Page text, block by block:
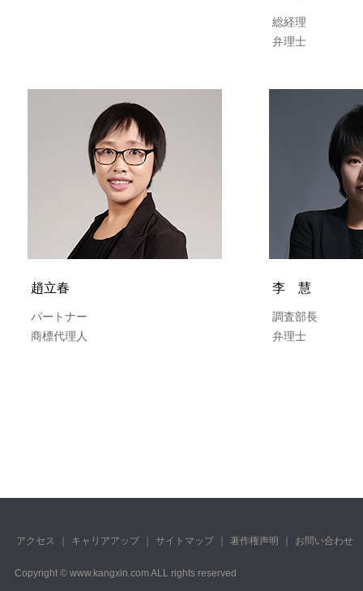
総経理
弁理士
趙立春
パートナー
商標代理人
李 慧
調査部長
弁理士
アクセス キャリアアップ サイトマップ 著作権声明 お問い合わせ
Copyright © www.kangxin.com ALL rights reserved